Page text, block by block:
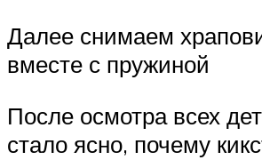
Далее снимаем
вместе с пружиной
После осмотра всех
стало ясно, почему